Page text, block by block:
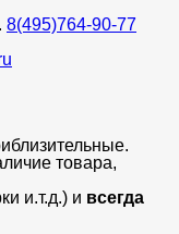
8(495)764-90-77
товара,
и.т.д.) и всегда